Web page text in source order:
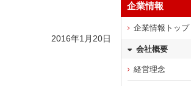
2016年1月20日
企業情報
企業情報トップ
会社概要
経営理念